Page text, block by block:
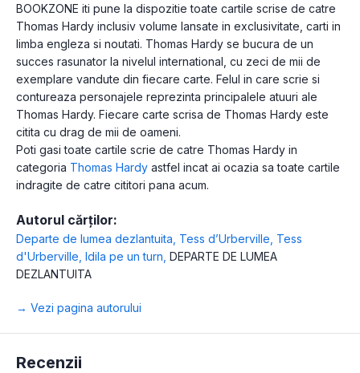
BOOKZONE iti pune la dispozitie toate cartile scrise de catre
Thomas Hardy inclusiv volume lansate in exclusivitate, carti in
limba engleza si noutati. Thomas Hardy se bucura de un
succes rasunator la nivelul international, cu zeci de mii de
exemplare vandute din fiecare carte. Felul in care scrie si
contureaza personajele reprezinta principalele atuuri ale
Thomas Hardy. Fiecare carte scrisa de Thomas Hardy este
citita cu drag de mii de oameni.
Poti gasi toate cartile scrie de catre Thomas Hardy in
categoria Thomas Hardy astfel incat ai ocazia sa toate cartile
indragite de catre cititori pana acum.
Autorul cărților:
Departe de lumea dezlantuita Tess d’Urberville Tess
d'Urberville Idila pe un turn DEPARTE DE LUMEA
DEZLANTUITA
→ Vezi pagina autorului
Recenzii